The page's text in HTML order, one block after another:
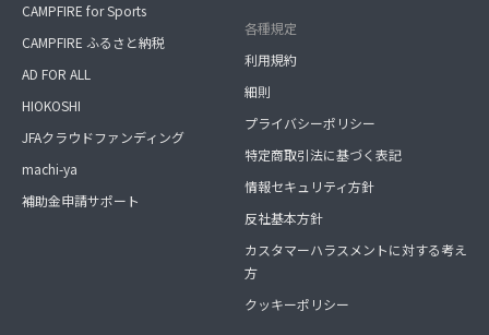
CAMPFIRE for Sports
CAMPFIRE ふるさと納税
AD FOR ALL
HIOKOSHI
JFAクラウドファンディング
machi-ya
補助金申請サポート
各種規定
利用規約
細則
プライバシーポリシー
特定商取引法に基づく表記
情報セキュリティ方針
反社基本方針
カスタマーハラスメントに対する考え
方
クッキーポリシー